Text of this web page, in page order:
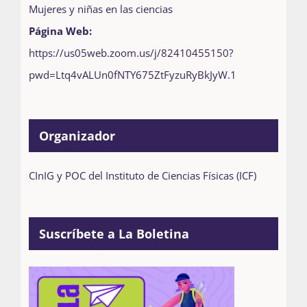
Mujeres y niñas en las ciencias
Página Web:
https://us05web.zoom.us/j/82410455150?
pwd=Ltq4vALUn0fNTY675ZtFyzuRyBkJyW.1
Organizador
CInIG y POC del Instituto de Ciencias Físicas (ICF)
Suscríbete a La Boletina